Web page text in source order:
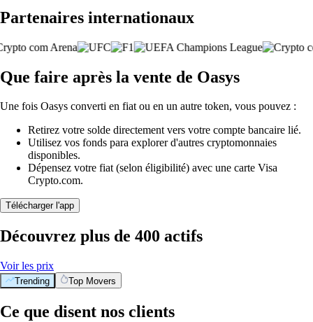
Partenaires internationaux
Que faire après la vente de Oasys
Une fois Oasys converti en fiat ou en un autre token, vous pouvez :
Retirez votre solde directement vers votre compte bancaire lié.
Utilisez vos fonds para explorer d'autres cryptomonnaies
disponibles.
Dépensez votre fiat (selon éligibilité) avec une carte Visa
Crypto.com.
Télécharger l'app
Découvrez plus de 400 actifs
Voir les prix
Trending Top Movers
Ce que disent nos clients